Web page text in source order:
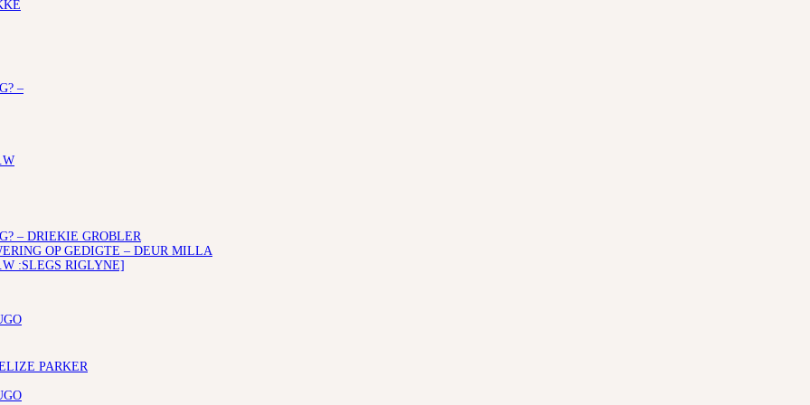
–
– DRIEKIE GROBLER
OP GEDIGTE – DEUR MILLA
:SLEGS RIGLYNE]
PARKER